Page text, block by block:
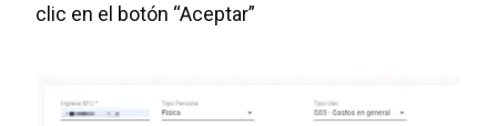
clic en el botón “Aceptar”